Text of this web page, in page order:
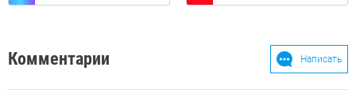
Комментарии Написать